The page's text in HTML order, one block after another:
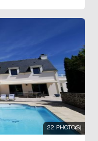
22 PHOTO(S)